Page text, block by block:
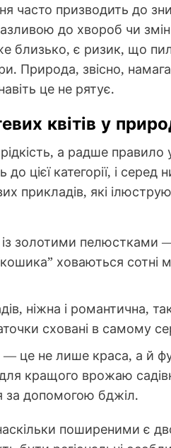
часто призводить до
до хвороб чи
близько, є ризик, що
Природа, звісно,
це не рятує.
квітів у
а радше правило
цієї категорії, і
прикладів, які
із золотими пелюстками
ховаються
ніжна і романтична,
сховані в самому
— це не лише краса, а й
кращого врожаю
за допомогою бджіл.
поширеними є